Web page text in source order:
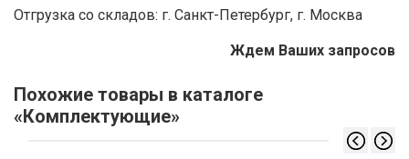
Отгрузка со складов: г. Санкт-Петербург, г. Москва
Ждем Ваших запросов
Похожие товары в каталоге
«Комплектующие»